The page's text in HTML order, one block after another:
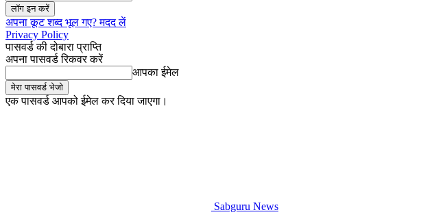
अपना कूट शब्द भूल गए? मदद लें
Privacy Policy
पासवर्ड की दोबारा प्राप्ति
अपना पासवर्ड रिकवर करें
आपका ईमेल
एक पासवर्ड आपको ईमेल कर दिया जाएगा।
Sabguru News